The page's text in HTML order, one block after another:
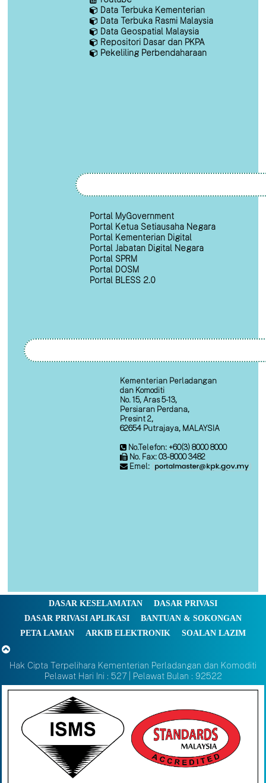
Data Terbuka Kementerian
Data Terbuka Rasmi Malaysia
Data Geospatial Malaysia
Repositori Dasar dan PKPA
Pekeliling Perbendaharaan
Portal MyGovernment
Portal Ketua Setiausaha Negara
Portal Kementerian Digital
Portal Jabatan Digital Negara
Portal SPRM
Portal DOSM
Portal BLESS 2.0
Kementerian Perladangan
dan Komoditi
No. 15, Aras 5-13,
Persiaran Perdana,
Presint 2,
62654 Putrajaya, MALAYSIA
No.Telefon: +60(3) 8000 8000
No. Fax: 03-8000 3482
Emel:
DASAR KESELAMATAN
DASAR PRIVASI
DASAR PRIVASI APLIKASI
BANTUAN & SOKONGAN
PETA LAMAN
ARKIB ELEKTRONIK SOALAN LAZIM
Hak Cipta Terpelihara Kementerian Perladangan dan Komoditi
Pelawat Hari Ini : 527 | Pelawat Bulan : 92522